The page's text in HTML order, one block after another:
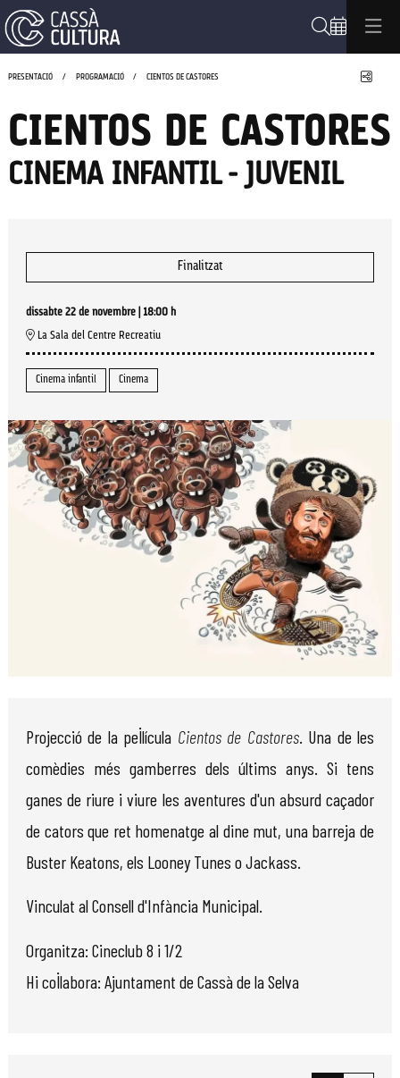
PRESENTACIÓ PROGRAMACIÓ CIENTOS DE CASTORES
CIENTOS DE CASTORES
CINEMA INFANTIL - JUVENIL
Finalitzat
dissabte 22 de novembre
18:00 h
La Sala del Centre Recreatiu
Cinema infantil Cinema
Projecció de la pel·lícula Cientos de Castores. Una de les
comèdies més gamberres dels últims anys. Si tens
ganes de riure i viure les aventures d'un absurd caçador
de cators que ret homenatge al dine mut, una barreja de
Buster Keatons, els Looney Tunes o Jackass.
Vinculat al Consell d'Infància Municipal.
Organitza: Cineclub 8 i 1/2
Hi col·labora: Ajuntament de Cassà de la Selva